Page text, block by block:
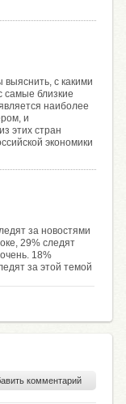
с какими
самые близкие
наиболее
и
этих стран
экономики
за новостями
29% следят
18%
за этой темой
комментарий